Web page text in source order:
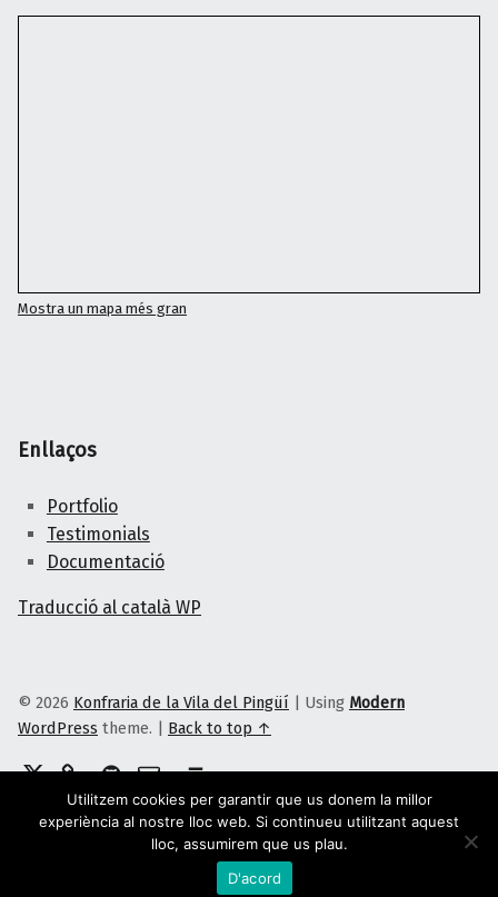
Menu
Mostra un mapa més gran
Enllaços
Portfolio
Testimonials
Documentació
Traducció al català WP
© 2026 Konfraria de la Vila del Pingüí | Using Modern
WordPress theme. | Back to top ↑
Utilitzem cookies per garantir que us donem la millor
experiència al nostre lloc web. Si continueu utilitzant aquest
lloc, assumirem que us plau.
D'acord